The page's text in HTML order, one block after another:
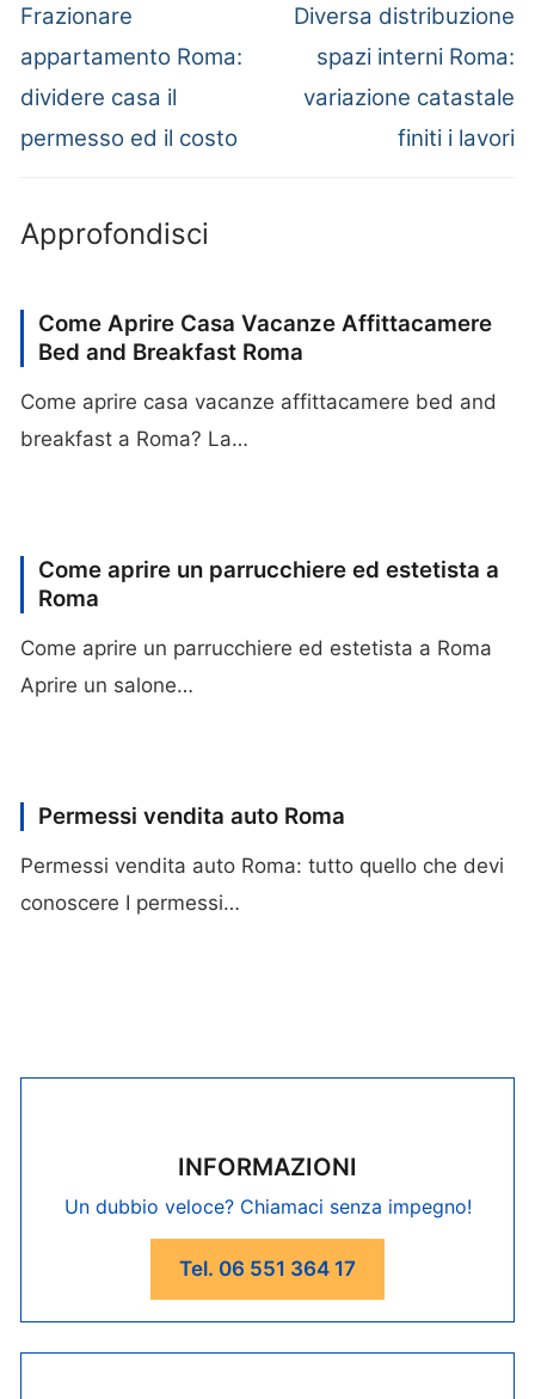
Navigazione
articoli
Articolo
precedente:
Frazionare
appartamento Roma:
dividere casa il
permesso ed il costo
Articolo
successivo:
Diversa distribuzione
spazi interni Roma:
variazione catastale
finiti i lavori
Approfondisci
Come Aprire Casa Vacanze Affittacamere
Bed and Breakfast Roma
Come aprire casa vacanze affittacamere bed and
breakfast a Roma? La…
Come aprire un parrucchiere ed estetista a
Roma
Come aprire un parrucchiere ed estetista a Roma
Aprire un salone…
Permessi vendita auto Roma
Permessi vendita auto Roma: tutto quello che devi
conoscere I permessi…
INFORMAZIONI
Un dubbio veloce? Chiamaci senza impegno!
Tel. 06 551 364 17